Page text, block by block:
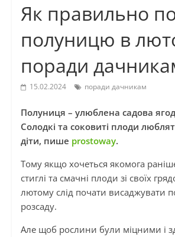
Як правильно
полуницю в
поради
15.02.2024 поради дачникам
Полуниця – улюблена садова
Солодкі та соковиті плоди
діти, пише prostoway.
Тому якщо хочеться якомога
стиглі та смачні плоди зі своїх
лютому слід почати висаджувати
розсаду.
Але щоб рослини були міцними і